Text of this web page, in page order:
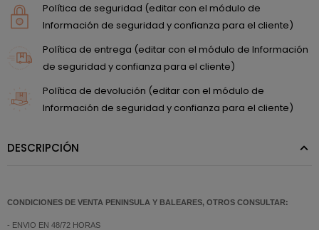
Política de seguridad (editar con el módulo de
Información de seguridad y confianza para el cliente)
Política de entrega (editar con el módulo de Información
de seguridad y confianza para el cliente)
Política de devolución (editar con el módulo de
Información de seguridad y confianza para el cliente)
DESCRIPCIÓN
CONDICIONES DE VENTA PENINSULA Y BALEARES, OTROS CONSULTAR:
- ENVIO EN 48/72 HORAS